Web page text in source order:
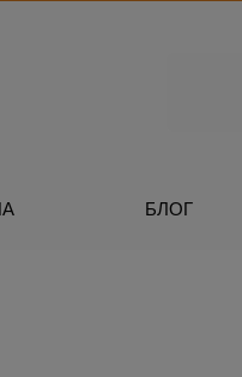
БЛОГ